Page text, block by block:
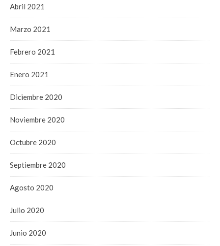
Abril 2021
Marzo 2021
Febrero 2021
Enero 2021
Diciembre 2020
Noviembre 2020
Octubre 2020
Septiembre 2020
Agosto 2020
Julio 2020
Junio 2020